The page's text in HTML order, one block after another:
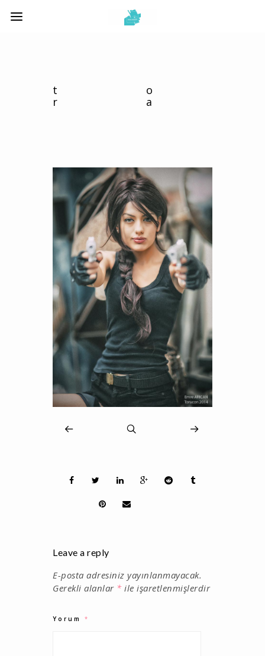
Leave a reply
E-posta adresiniz yayınlanmayacak.
Gerekli alanlar *ile işaretlenmişlerdir
Yorum *